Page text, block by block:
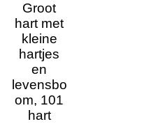
Groot
hart met
kleine
hartjes
en
levensbo
om, 101
hart